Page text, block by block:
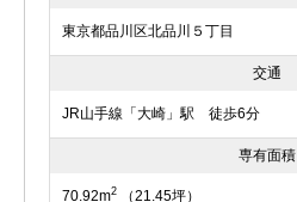
東京都品川区北品川５丁目
交通
JR山手線「大崎」駅 徒歩6分
専有面積
70.92m2 （21.45坪）